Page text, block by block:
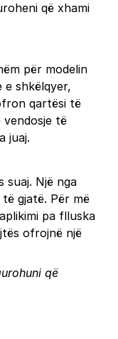
që xhami
për modelin
shkëlqyer,
qartësi të
të
juaj.
suaj. Një nga
gjatë. Për më
pa flluska
ofrojnë një
që